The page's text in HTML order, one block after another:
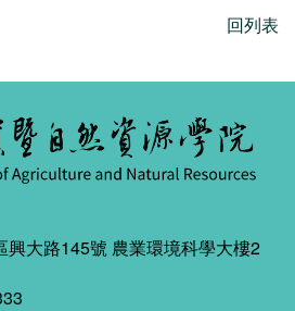
回列表
大路145號 農業環境科學大樓2